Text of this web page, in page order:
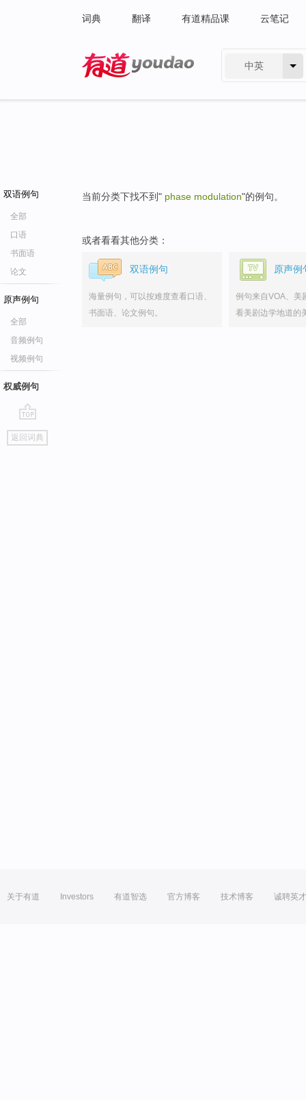
词典 翻译 有道精品课 云笔记
中英
双语例句
全部
口语
书面语
论文
原声例句
全部
音频例句
视频例句
权威例句
go
top
返回词典
当前分类下找不到" phase modulation"的例句。
或者看看其他分类：
双语例句
海量例句，可以按难度查看口语、
书面语、论文例句。
原声例
例句来自VOA、美
看美剧边学地道的
关于有道 Investors 有道智选 官方博客 技术博客 诚聘英才